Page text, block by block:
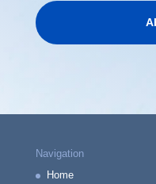
Navigation
Home